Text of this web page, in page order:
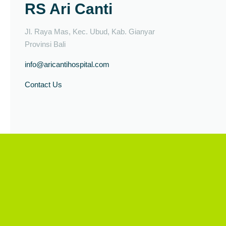
RS Ari Canti
Jl. Raya Mas, Kec. Ubud, Kab. Gianyar
Provinsi Bali
info@aricantihospital.com
Contact Us